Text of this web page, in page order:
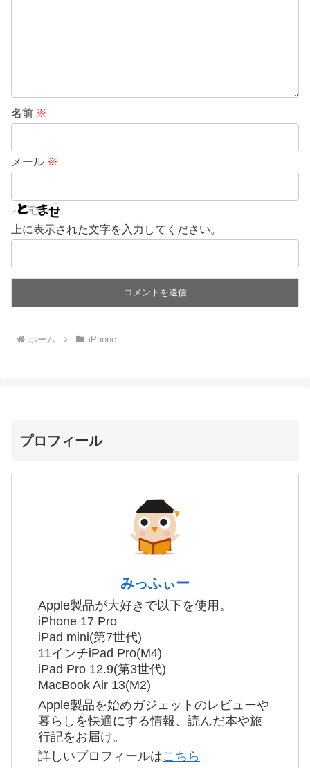
名前 ※
メール ※
上に表示された文字を入力してください。
ホーム iPhone
プロフィール
みっふぃー
Apple製品が大好きで以下を使用。
iPhone 17 Pro
iPad mini(第7世代)
11インチiPad Pro(M4)
iPad Pro 12.9(第3世代)
MacBook Air 13(M2)
Apple製品を始めガジェットのレビューや
暮らしを快適にする情報、読んだ本や旅
行記をお届け。
詳しいプロフィールはこちら